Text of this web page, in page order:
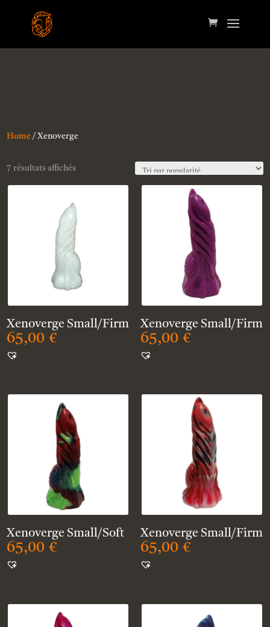
Home / Xenoverge
7 résultats affichés
Xenoverge Small/Firm
65,00€
Xenoverge Small/Firm
65,00 €
Xenoverge Small/Soft
65,00€
Xenoverge Small/Firm
65,00 €